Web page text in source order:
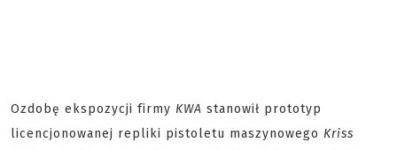
Ozdobę ekspozycji firmy KWA stanowił prototyp
licencjonowanej repliki pistoletu maszynowego Kriss